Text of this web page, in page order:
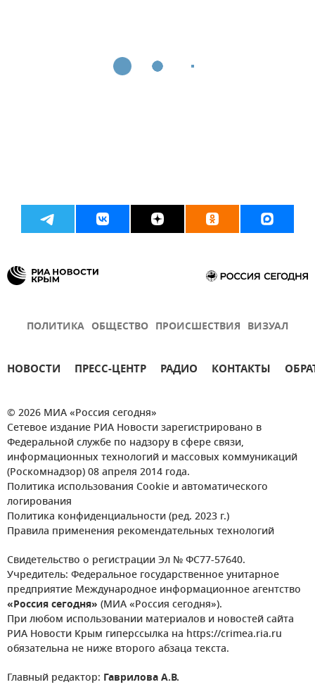
ПОЛИТИКА ОБЩЕСТВО ПРОИСШЕСТВИЯ ВИЗУАЛ
НОВОСТИ ПРЕСС-ЦЕНТР РАДИО КОНТАКТЫ
© 2026 МИА «Россия сегодня»
Сетевое издание РИА Новости зарегистрировано в
Федеральной службе по надзору в сфере связи,
информационных технологий и массовых коммуникаций
(Роскомнадзор) 08 апреля 2014 года.
Политика использования Cookie и автоматического
логирования
Политика конфиденциальности (ред. 2023 г.)
Правила применения рекомендательных технологий
Свидетельство о регистрации Эл № ФС77-57640.
Учредитель: Федеральное государственное унитарное
предприятие Международное информационное агентство
«Россия сегодня» (МИА «Россия сегодня»).
При любом использовании материалов и новостей сайта
РИА Новости Крым гиперссылка на https://crimea.ria.ru
обязательна не ниже второго абзаца текста.
Главный редактор: Гаврилова А.В.